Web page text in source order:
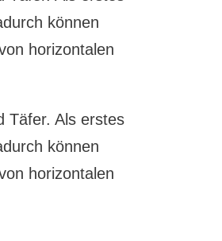
können
horizontalen
Täfer. Als erstes
können
horizontalen